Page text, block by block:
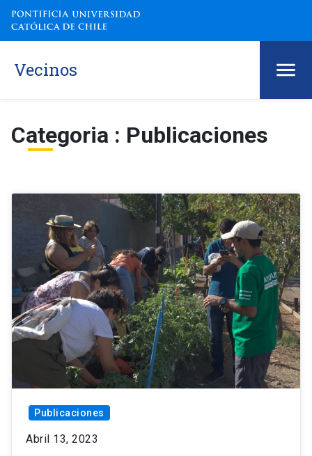
Vecinos
Categoria : Publicaciones
Publicaciones
Abril 13, 2023